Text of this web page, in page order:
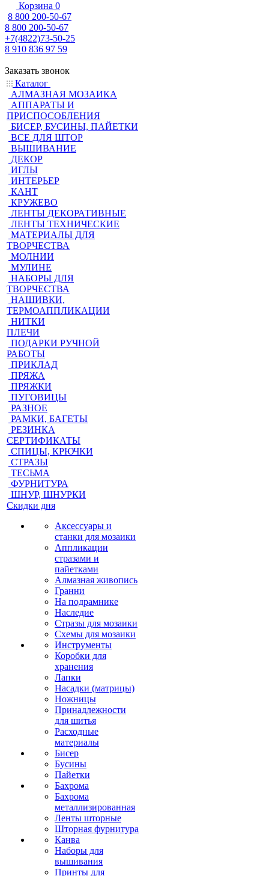
Корзина 0
8 800 200-50-67
8 800 200-50-67
+7(4822)73-50-25
8 910 836 97 59
Заказать звонок
Каталог
АЛМАЗНАЯ МОЗАИКА
АППАРАТЫ И
ПРИСПОСОБЛЕНИЯ
БИСЕР, БУСИНЫ, ПАЙЕТКИ
ВСЕ ДЛЯ ШТОР
ВЫШИВАНИЕ
ДЕКОР
ИГЛЫ
ИНТЕРЬЕР
КАНТ
КРУЖЕВО
ЛЕНТЫ ДЕКОРАТИВНЫЕ
ЛЕНТЫ ТЕХНИЧЕСКИЕ
МАТЕРИАЛЫ ДЛЯ
ТВОРЧЕСТВА
МОЛНИИ
МУЛИНЕ
НАБОРЫ ДЛЯ
ТВОРЧЕСТВА
НАШИВКИ,
ТЕРМОАППЛИКАЦИИ
НИТКИ
ПЛЕЧИ
ПОДАРКИ РУЧНОЙ
РАБОТЫ
ПРИКЛАД
ПРЯЖА
ПРЯЖКИ
ПУГОВИЦЫ
РАЗНОЕ
РАМКИ, БАГЕТЫ
РЕЗИНКА
СЕРТИФИКАТЫ
СПИЦЫ, КРЮЧКИ
СТРАЗЫ
ТЕСЬМА
ФУРНИТУРА
ШНУР, ШНУРКИ
Скидки дня
Аксессуары и
станки для мозаики
Аппликации
стразами и
пайетками
Алмазная живопись
Гранни
На подрамнике
Наследие
Стразы для мозаики
Схемы для мозаики
Инструменты
Коробки для
хранения
Лапки
Насадки (матрицы)
Ножницы
Принадлежности
для шитья
Расходные
материалы
Бисер
Бусины
Пайетки
Бахрома
Бахрома
металлизированная
Ленты шторные
Шторная фурнитура
Канва
Наборы для
вышивания
Принты для